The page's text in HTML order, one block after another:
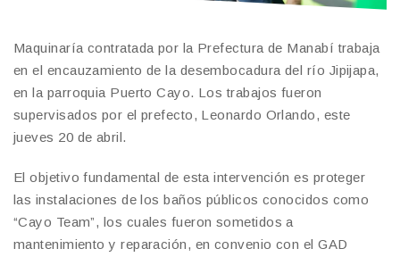
Maquinaría contratada por la Prefectura de Manabí trabaja
en el encauzamiento de la desembocadura del río Jipijapa,
en la parroquia Puerto Cayo. Los trabajos fueron
supervisados por el prefecto, Leonardo Orlando, este
jueves 20 de abril.
El objetivo fundamental de esta intervención es proteger
las instalaciones de los baños públicos conocidos como
“Cayo Team”, los cuales fueron sometidos a
mantenimiento y reparación, en convenio con el GAD